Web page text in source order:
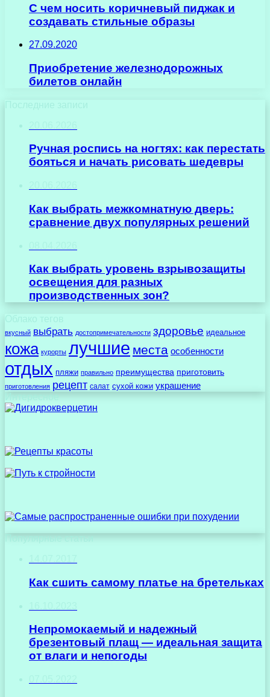
С чем носить коричневый пиджак и
создавать стильные образы
27.09.2020
Приобретение железнодорожных
билетов онлайн
Последние записи
Ручная роспись на ногтях: как перестать
бояться и начать рисовать шедевры
Как выбрать межкомнатную дверь:
сравнение двух популярных решений
Как выбрать уровень взрывозащиты
освещения для разных
производственных зон?
Облако тегов
вкусный выбрать достопримечательности здоровье идеальное
кожа курорты лучшие места особенности
отдых пляжи правильно преимущества приготовить
приготовления рецепт салат сухой кожи украшение
Как сшить самому платье на бретельках
Непромокаемый и надежный
брезентовый плащ — идеальная защита
от влаги и непогоды